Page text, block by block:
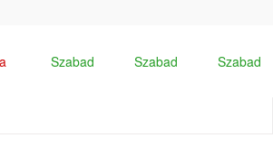
Szabad Szabad Szabad